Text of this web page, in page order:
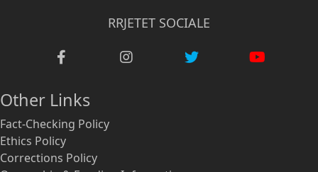
RRJETET SOCIALE
Other Links
Fact-Checking Policy
Ethics Policy
Corrections Policy